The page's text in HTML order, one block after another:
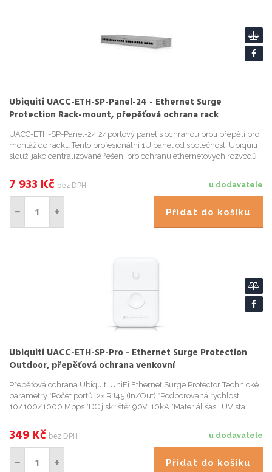
Ubiquiti UACC-ETH-SP-Panel-24 - Ethernet Surge
Protection Rack-mount, přepěťová ochrana rack
UACC-ETH-SP-Panel-24 24portový panel s ochranou proti přepětí pro
montáž do racku Tento profesionální 1U panel od společnosti Ubiquiti
slouží jako centralizované řešení pro ochranu ethernetových rozvodů
u dodavatele
7 933 Kč bez DPH
Přidat do košíku
Ubiquiti UACC-ETH-SP-Pro - Ethernet Surge Protection
Outdoor, přepěťová ochrana venkovní
Přepěťová ochrana Ubiquiti UniFi Ethernet Surge Protector Technické
parametry *Počet portů: 2× RJ45 (In/Out) *Podporovaná rychlost:
10/100/1000 Mbps *DC jiskřiště: 90V, 10kA *Materiál šasi: UV sta
u dodavatele
349Kč bez DPH
Přidat do košíku